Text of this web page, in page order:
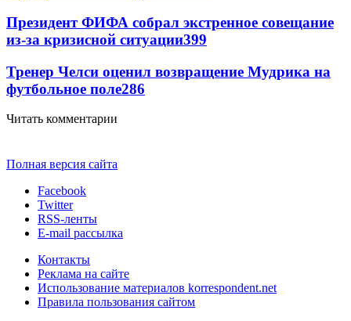
Президент ФИФА собрал экстренное совещание
из-за кризисной ситуации399
Тренер Челси оценил возвращение Мудрика на
футбольное поле286
Читать комментарии
Полная версия сайта
Facebook
Twitter
RSS-ленты
E-mail рассылка
Контакты
Реклама на сайте
Использование материалов korrespondent.net
Правила пользования сайтом